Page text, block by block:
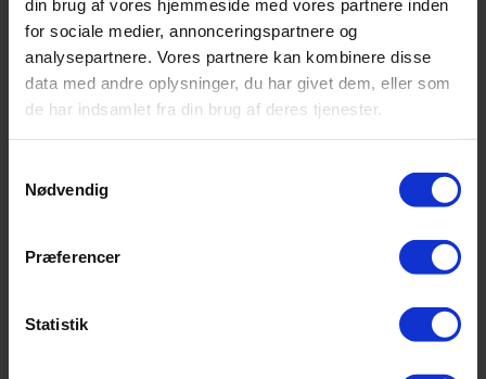
din brug af vores hjemmeside med vores partnere inden
for sociale medier, annonceringspartnere og
analysepartnere. Vores partnere kan kombinere disse
data med andre oplysninger, du har givet dem, eller som
de har indsamlet fra din brug af deres tjenester.
Nødvendig
Præferencer
Statistik
socialøkonomiske
forretningsplan
vigtige dokumenter.